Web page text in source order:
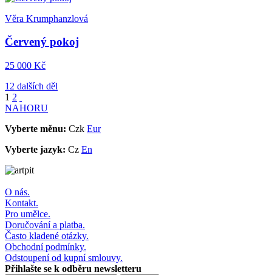
Věra Krumphanzlová
Červený pokoj
25 000 Kč
12 dalších děl
1 2
NAHORU
Vyberte měnu: Czk Eur
Vyberte jazyk: Cz En
O nás.
Kontakt.
Pro umělce.
Doručování a platba.
Často kladené otázky.
Obchodní podmínky.
Odstoupení od kupní smlouvy.
Přihlašte se k odběru newsletteru